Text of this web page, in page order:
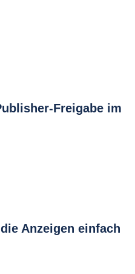
Freigabe im
Anzeigen einfach